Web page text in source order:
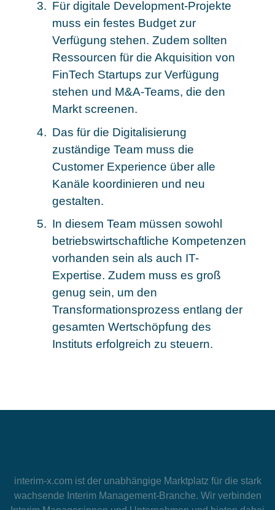
Für digitale Development-Projekte
muss ein festes Budget zur
Verfügung stehen. Zudem sollten
Ressourcen für die Akquisition von
FinTech Startups zur Verfügung
stehen und M&A-Teams, die den
Markt screenen.
Das für die Digitalisierung
zuständige Team muss die
Customer Experience über alle
Kanäle koordinieren und neu
gestalten.
In diesem Team müssen sowohl
betriebswirtschaftliche Kompetenzen
vorhanden sein als auch IT-
Expertise. Zudem muss es groß
genug sein, um den
Transformationsprozess entlang der
gesamten Wertschöpfung des
Instituts erfolgreich zu steuern.
interim-x.comist der unabhängige Marktplatz für die stark
wachsende Interim Management-Branche. Wir verbinden